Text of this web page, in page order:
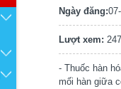
Ngày đăng:
Lượt xem:
- Thuốc hàn
mối hàn giữa